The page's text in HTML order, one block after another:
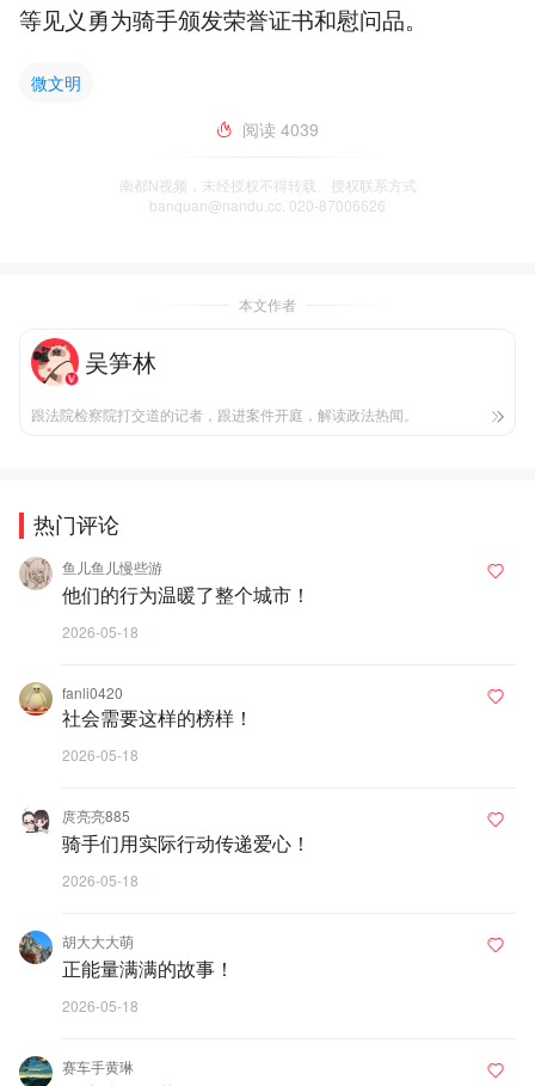
等见义勇为骑手颁发荣誉证书和慰问品。
微文明
阅读 4039
南都N视频，未经授权不得转载、授权联系方式
banquan@nandu.cc. 020-87006626
本文作者
吴笋林
跟法院检察院打交道的记者，跟进案件开庭，解读政法热闻。
热门评论
鱼儿鱼儿慢些游
他们的行为温暖了整个城市！
2026-05-18
fanli0420
社会需要这样的榜样！
2026-05-18
庹亮亮885
骑手们用实际行动传递爱心！
2026-05-18
胡大大大萌
正能量满满的故事！
2026-05-18
赛车手黄琳